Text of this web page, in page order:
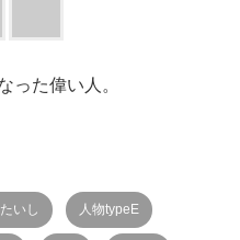
った偉い人。
いし 人物typeE